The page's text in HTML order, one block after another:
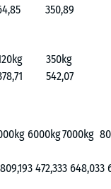
350,89
350kg
542,07
6000kg7000kg
3 472,333 648,033